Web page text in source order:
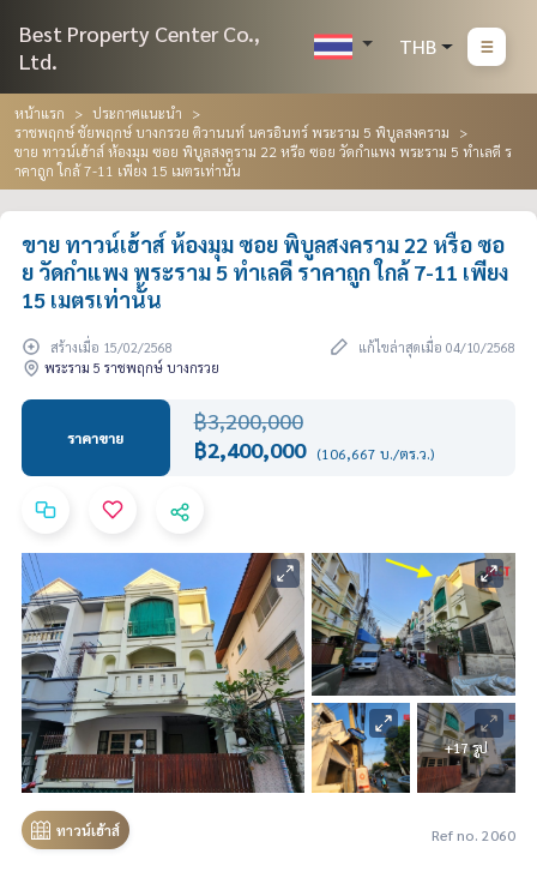
Best Property Center Co.,
Ltd.
THB
หน้าแรก
ประกาศแนะนำ
ราชพฤกษ์ ชัยพฤกษ์ บางกรวย ติวานนท์ นครอินทร์ พระราม 5 พิบูลสงคราม
ขาย ทาวน์เฮ้าส์ ห้องมุม ซอย พิบูลสงคราม 22 หรือ ซอย วัดกำแพง พระราม 5 ทำเลดี ร
าคาถูก ใกล้ 7-11 เพียง 15 เมตรเท่านั้น
ขาย ทาวน์เฮ้าส์ ห้องมุม ซอย พิบูลสงคราม 22 หรือ ซอ
ย วัดกำแพง พระราม 5 ทำเลดี ราคาถูก ใกล้ 7-11 เพียง
15 เมตรเท่านั้น
สร้างเมื่อ 15/02/2568
แก้ไขล่าสุดเมื่อ 04/10/2568
พระราม 5 ราชพฤกษ์ บางกรวย
ราคาขาย
฿3,200,000
฿2,400,000 (106,667 บ./ตร.ว.)
+17 รูป
ทาวน์เฮ้าส์ Ref no. 2060